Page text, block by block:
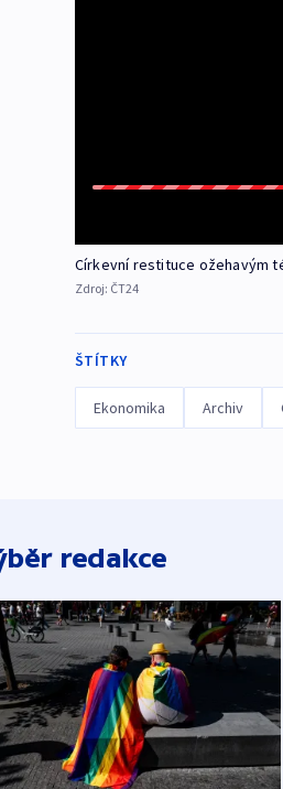
Církevní restituce ožehavým
Zdroj: ČT24
ŠTÍTKY
Ekonomika Archiv
redakce